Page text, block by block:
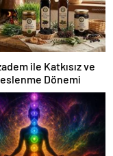
ile Katkısız ve
Dönemi